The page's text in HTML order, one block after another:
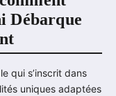
Débarque
qui s’inscrit dans
uniques adaptées